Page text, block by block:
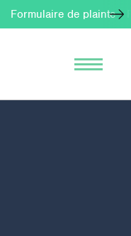
Formulaire de plainte